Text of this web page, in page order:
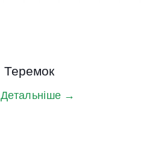
Теремок
Детальніше →